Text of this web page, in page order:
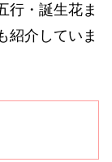
行・誕生花ま
紹介していま